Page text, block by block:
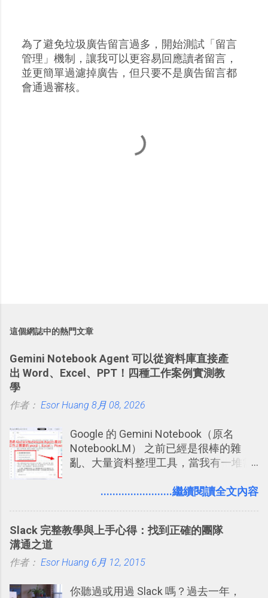
張
貼
留
為了避免垃圾廣告留言過多，開始測試「留言
管理」機制，讓我可以更容易回應讀者留言，
並更簡單過濾掉廣告，但只要不是廣告留言都
會通過審核。
這個網誌中的熱門文章
Gemini Notebook Agent 可以從資料庫直接產
出 Word、Excel、PPT！四種工作案例實測教
學
作者： Esor Huang 8月 08, 2026
Google 的 Gemini Notebook（原名
NotebookLM） 之前已經是很棒的雜
亂、大量資料整理工具，當我有一堆需
量格式不一的混亂工作文件需要彙整，
Codex 這樣的 AI 工作作進階處理。
........................繼續閱讀全文內容
Slack 完整教學與上手心得：找到正確的團隊
溝通之道
作者： Esor Huang 6月 12, 2015
你聽過或用過 Slack 嗎？過去一年，